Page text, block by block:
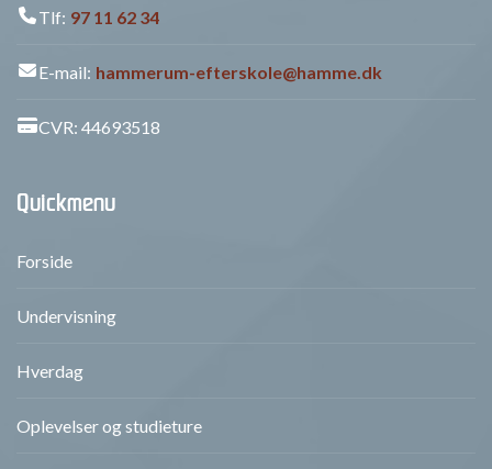
Tlf: 97 11 62 34
E-mail: hammerum-efterskole@hamme.dk
CVR: 44693518
Quickmenu
Forside
Undervisning
Hverdag
Oplevelser og studieture